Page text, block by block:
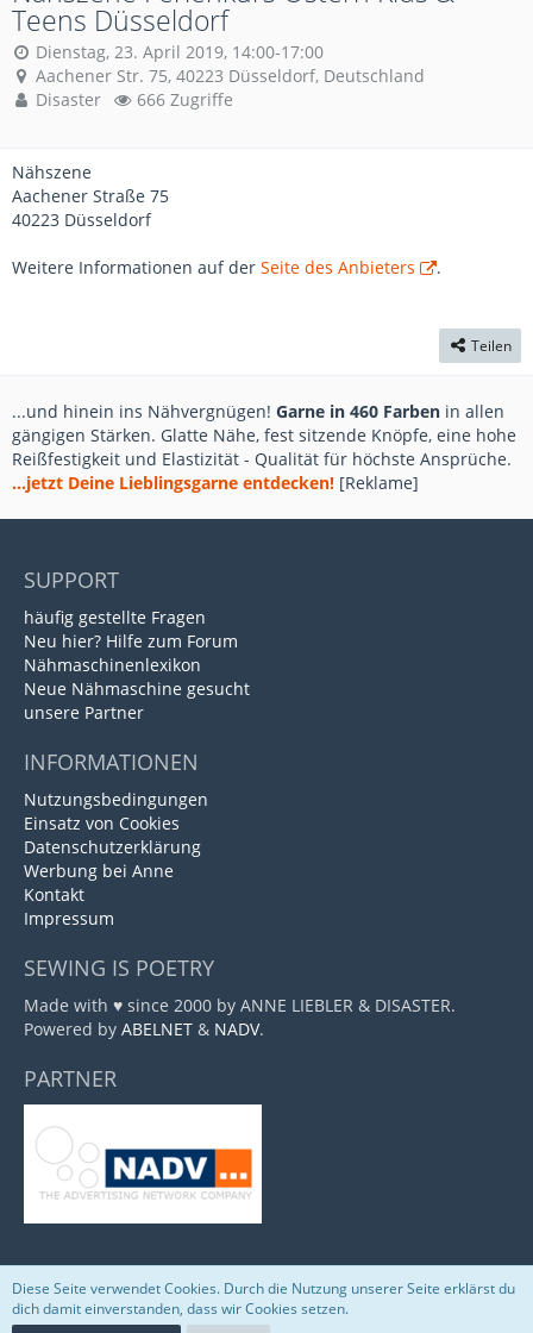
Teens Düsseldorf
Dienstag, 23. April 2019, 14:00-17:00
Aachener Str. 75, 40223 Düsseldorf, Deutschland
Disaster
666 Zugriffe
Nähszene
Aachener Straße 75
40223 Düsseldorf
Weitere Informationen auf der Seite des Anbieters .
Teilen
...und hinein ins Nähvergnügen! Garne in 460 Farben in allen
gängigen Stärken. Glatte Nähe, fest sitzende Knöpfe, eine hohe
Reißfestigkeit und Elastizität - Qualität für höchste Ansprüche.
...jetzt Deine Lieblingsgarne entdecken! [Reklame]
SUPPORT
häufig gestellte Fragen
Neu hier? Hilfe zum Forum
Nähmaschinenlexikon
Neue Nähmaschine gesucht
unsere Partner
INFORMATIONEN
Nutzungsbedingungen
Einsatz von Cookies
Datenschutzerklärung
Werbung bei Anne
Kontakt
Impressum
SEWING IS POETRY
Made with ♥ since 2000 by ANNE LIEBLER & DISASTER.
Powered by ABELNET & NADV.
PARTNER
Community-Software:WoltLab Suite™
Diese Seite verwendet Cookies. Durch die Nutzung unserer Seite erklärst du
dich damit einverstanden, dass wir Cookies setzen.